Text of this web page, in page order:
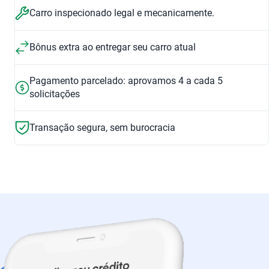
Carro inspecionado legal e mecanicamente.
Bônus extra ao entregar seu carro atual
Pagamento parcelado: aprovamos 4 a cada 5
solicitações
Transação segura, sem burocracia